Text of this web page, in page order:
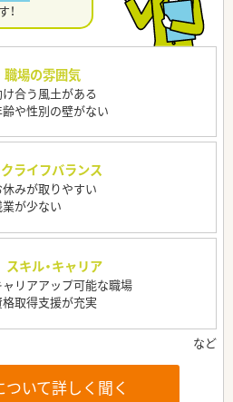
！
職場の雰囲気
け合う風土がある
や性別の壁がない
ライフバランス
休みが取りやすい
が少ない
スキル・キャリア
ャリアアップ可能な職場
格取得支援が充実
いて詳しく聞く